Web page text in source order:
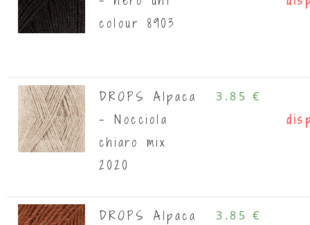
colour 8903
DROPS Alpaca
- Nocciola
chiaro mix
2020
3.85 €
DROPS Alpaca
3.85 €